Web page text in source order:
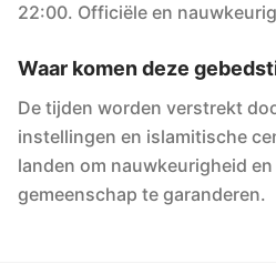
22:00. Officiële en
Waar komen deze
De tijden worden verstrekt
instellingen en islamitische
landen om nauwkeurigheid
gemeenschap te garanderen.